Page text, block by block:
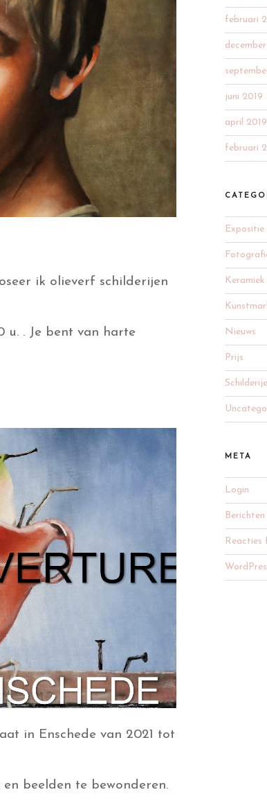
ik olieverf schilderijen
u. . Je bent van harte
in Enschede van 2021 tot
beelden te bewonderen.
februari
juni 2019
april 2019
februari
Expositie
Keramiek
Nieuws
Prijs
META
Login
Reacties